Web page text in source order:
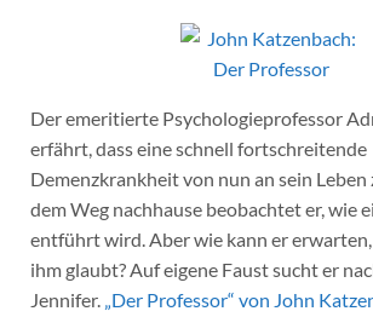
Der emeritierte Psychologieprofessor
erfährt, dass eine schnell fortschreitende
Demenzkrankheit von nun an sein
dem Weg nachhause beobachtet er, wie
entführt wird. Aber wie kann er erwarten,
ihm glaubt? Auf eigene Faust sucht er
Jennifer. „Der Professor“ von John